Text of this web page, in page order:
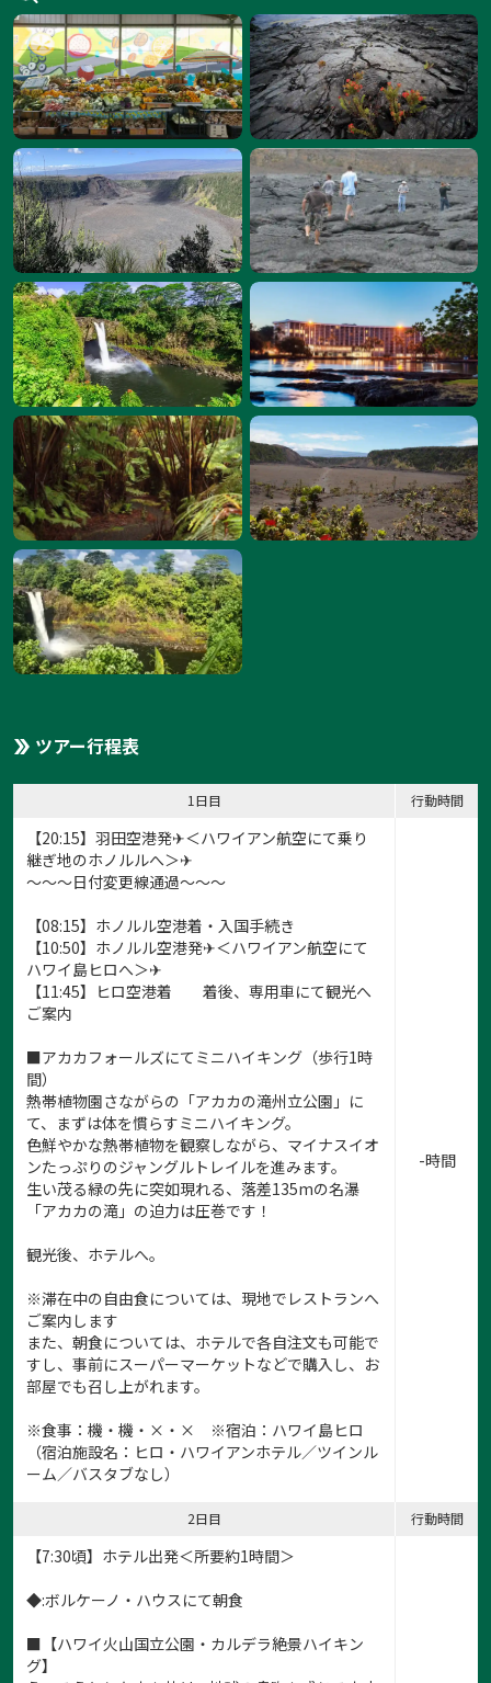
ツアー行程表
1日目 行動時間
【20:15】羽田空港発✈＜ハワイアン航空にて乗り
継ぎ地のホノルルへ＞✈
～～～日付変更線通過～～～
【08:15】ホノルル空港着・入国手続き
【10:50】ホノルル空港発✈＜ハワイアン航空にて
ハワイ島ヒロへ＞✈
【11:45】ヒロ空港着 着後、専用車にて観光へ
ご案内
■アカカフォールズにてミニハイキング（歩行1時
間）
熱帯植物園さながらの「アカカの滝州立公園」に
て、まずは体を慣らすミニハイキング。
色鮮やかな熱帯植物を観察しながら、マイナスイオ
ンたっぷりのジャングルトレイルを進みます。
生い茂る緑の先に突如現れる、落差135mの名瀑
「アカカの滝」の迫力は圧巻です！
観光後、ホテルへ。
※滞在中の自由食については、現地でレストランへ
ご案内します
また、朝食については、ホテルで各自注文も可能で
すし、事前にスーパーマーケットなどで購入し、お
部屋でも召し上がれます。
※食事：機・機・×・× ※宿泊：ハワイ島ヒロ
（宿泊施設名：ヒロ・ハワイアンホテル／ツインル
ーム／バスタブなし）
-時間
2日目 行動時間
【7:30頃】ホテル出発＜所要約1時間＞
◆:ボルケーノ・ハウスにて朝食
■【ハワイ火山国立公園・カルデラ絶景ハイキン
グ】